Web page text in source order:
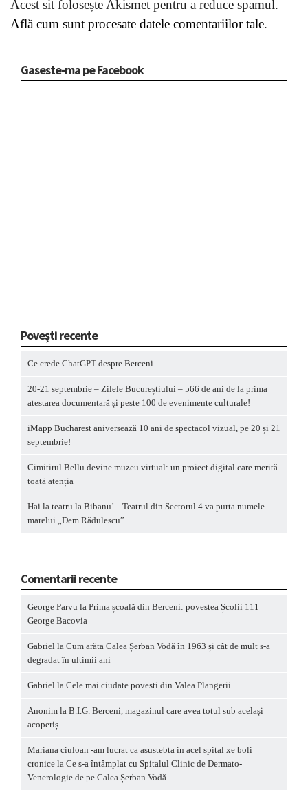
Acest sit folosește Akismet pentru a reduce spamul.
Află cum sunt procesate datele comentariilor tale.
Gaseste-ma pe Facebook
Povești recente
Ce crede ChatGPT despre Berceni
20-21 septembrie – Zilele Bucureștiului – 566 de ani de la prima
atestarea documentară și peste 100 de evenimente culturale!
iMapp Bucharest aniversează 10 ani de spectacol vizual, pe 20 și 21
septembrie!
Cimitirul Bellu devine muzeu virtual: un proiect digital care merită
toată atenția
Hai la teatru la Bibanu’ – Teatrul din Sectorul 4 va purta numele
marelui „Dem Rădulescu”
Comentarii recente
George Parvu la Prima școală din Berceni: povestea Școlii 111
George Bacovia
Gabriel la Cum arăta Calea Șerban Vodă în 1963 și cât de mult s-a
degradat în ultimii ani
Gabriel la Cele mai ciudate povesti din Valea Plangerii
Anonim la B.I.G. Berceni, magazinul care avea totul sub același
acoperiș
Mariana ciuloan -am lucrat ca asustebta in acel spital xe boli
cronice la Ce s-a întâmplat cu Spitalul Clinic de Dermato-
Venerologie de pe Calea Șerban Vodă